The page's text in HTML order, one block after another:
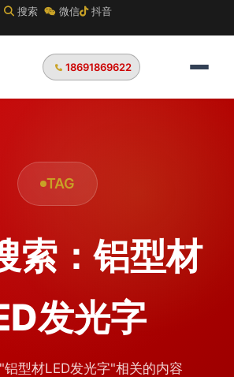
搜索 微信 抖音
18691869622
TAG
索：铝型材
发光字
型材LED发光字"相关的内容